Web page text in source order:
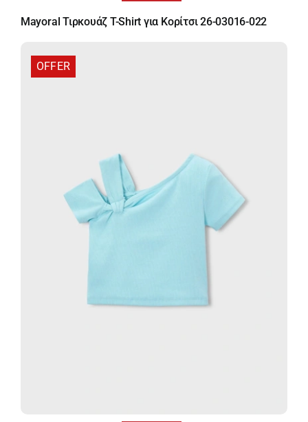
price
was:
τρέχουσα
τιμή
9,10 €.
Mayoral Τιρκουάζ T-Shirt για Κορίτσι 26-03016-022
OFFER